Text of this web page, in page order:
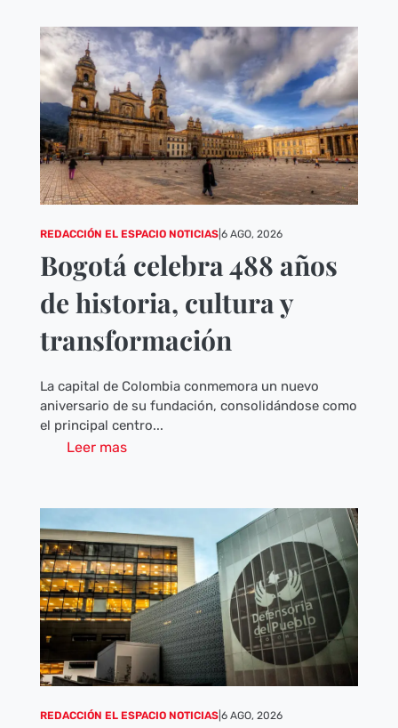
REDACCIÓN EL ESPACIO NOTICIAS| 6 AGO, 2026
Bogotá celebra 488 años
de historia, cultura y
transformación
La capital de Colombia conmemora un nuevo
aniversario de su fundación, consolidándose como
el principal centro...
Leer mas
REDACCIÓN EL ESPACIO NOTICIAS| 6 AGO, 2026